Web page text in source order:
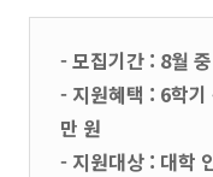
- 모집기간 : 8월 중
- 지원혜택 : 6학
만 원
- 지원대상 : 대학